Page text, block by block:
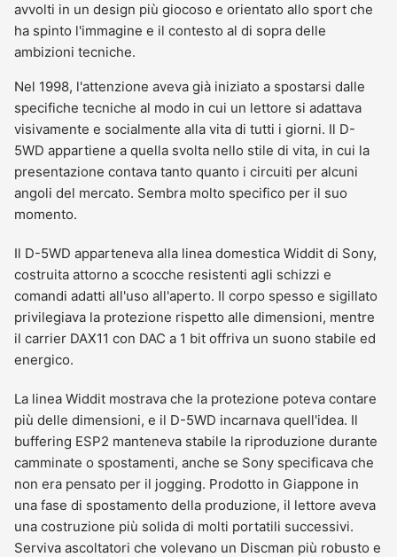
avvolti in un design più giocoso e orientato allo sport che
ha spinto l'immagine e il contesto al di sopra delle
ambizioni tecniche.
Nel 1998, l'attenzione aveva già iniziato a spostarsi dalle
specifiche tecniche al modo in cui un lettore si adattava
visivamente e socialmente alla vita di tutti i giorni. Il D-
5WD appartiene a quella svolta nello stile di vita, in cui la
presentazione contava tanto quanto i circuiti per alcuni
angoli del mercato. Sembra molto specifico per il suo
momento.
Il D-5WD apparteneva alla linea domestica Widdit di Sony,
costruita attorno a scocche resistenti agli schizzi e
comandi adatti all'uso all'aperto. Il corpo spesso e sigillato
privilegiava la protezione rispetto alle dimensioni, mentre
il carrier DAX11 con DAC a 1 bit offriva un suono stabile ed
energico.
La linea Widdit mostrava che la protezione poteva contare
più delle dimensioni, e il D-5WD incarnava quell'idea. Il
buffering ESP2 manteneva stabile la riproduzione durante
camminate o spostamenti, anche se Sony specificava che
non era pensato per il jogging. Prodotto in Giappone in
una fase di spostamento della produzione, il lettore aveva
una costruzione più solida di molti portatili successivi.
Serviva ascoltatori che volevano un Discman più robusto e